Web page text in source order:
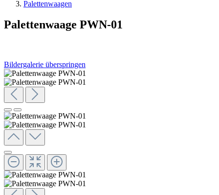
Palettenwaagen
Palettenwaage PWN-01
Bildergalerie überspringen